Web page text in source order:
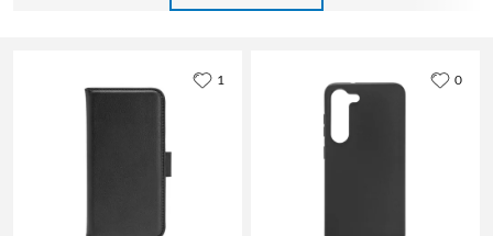
1 0